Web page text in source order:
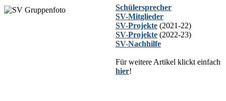
Schülersprecher
SV-Mitglieder
SV-Projekte (2021-22)
SV-Projekte (2022-23)
SV-Nachhilfe
Für weitere Artikel klickt einfach
hier!